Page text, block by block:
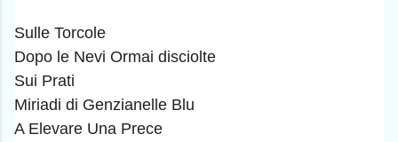
Sulle Torcole
Dopo le Nevi Ormai disciolte
Sui Prati
Miriadi di Genzianelle Blu
A Elevare Una Prece